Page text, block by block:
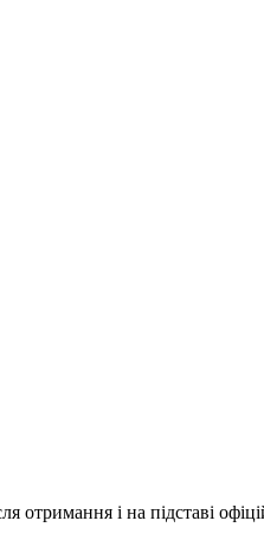
отримання і на підставі